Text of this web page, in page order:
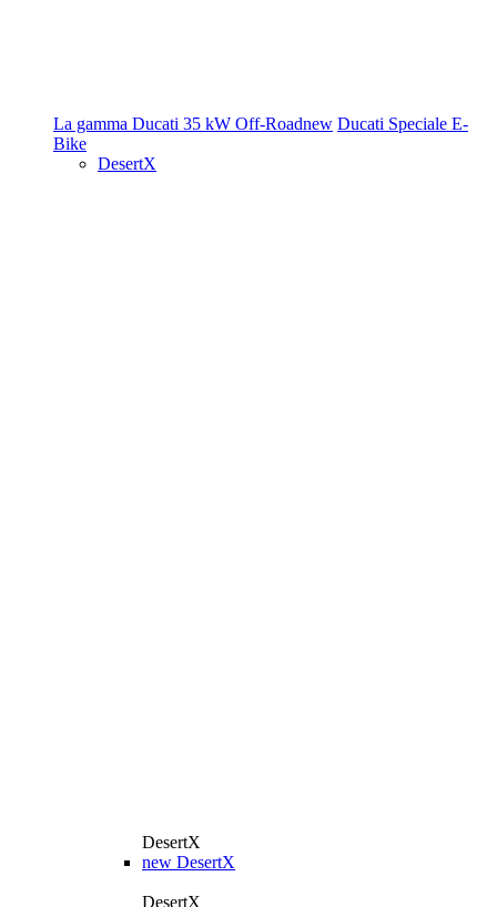
La gamma Ducati 35 kW Off-Roadnew Ducati Speciale E-
Bike
DesertX
DesertX
new DesertX
DesertX